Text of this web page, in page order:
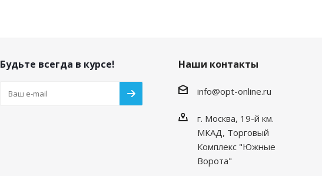
Будьте всегда в курсе! Наши контакты
info@opt-online.ru
г. Москва, 19-й км.
МКАД, Торговый
Комплекс "Южные
Ворота"